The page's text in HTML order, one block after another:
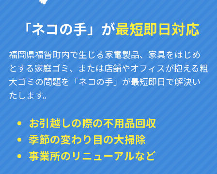
「ネコの手」が最短即日対応
福岡県福智町内で生じる家電製品、家具をはじめ
とする家庭ゴミ、または店舗やオフィスが抱える粗
大ゴミの問題を「ネコの手」が最短即日で解決い
たします。
お引越しの際の不用品回収
季節の変わり目の大掃除
事業所のリニューアルなど